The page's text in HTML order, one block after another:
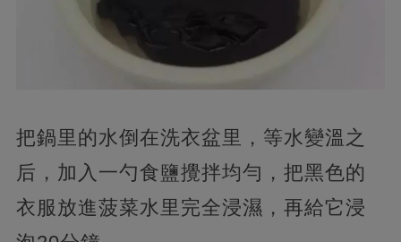
把鍋里的水倒在洗衣盆里， 等水變溫之
后，加入一勺食鹽攪拌均勻，把黑色的
衣服放進菠菜水里完全浸濕，再給它浸